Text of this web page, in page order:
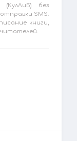
без
SMS.
книги,